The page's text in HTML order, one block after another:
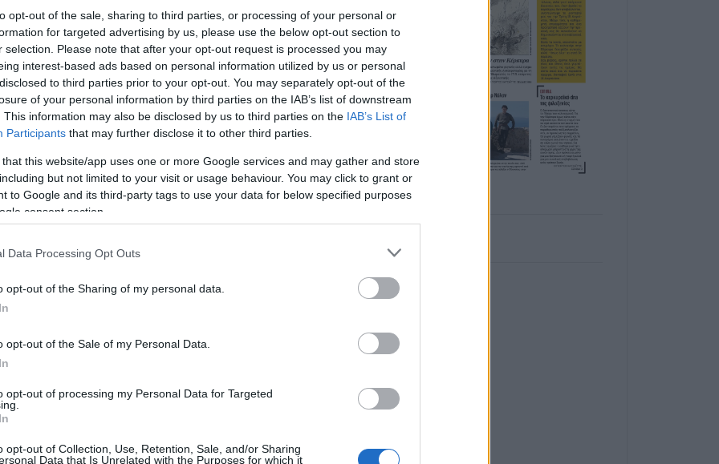
opt-out of the sale, sharing to third parties, or processing of your personal or
for targeted advertising by us, please use the below opt-out section to
selection. Please note that after your opt-out request is processed you may
interest-based ads based on personal information utilized by us or personal
to third parties prior to your opt-out. You may separately opt-out of the
of your personal information by third parties on the IAB’s list of downstream
This information may also be disclosed by us to third parties on the IAB’s List of
Participants that may further disclose it to other third parties.
that this website/app uses one or more Google services and may gather and store
but not limited to your visit or usage behaviour. You may click to grant or
to Google and its third-party tags to use your data for below specified purposes
consent section.
Data Processing Opt Outs
opt-out of the Sharing of my personal data.
opt-out of the Sale of my Personal Data.
opt-out of processing my Personal Data for Targeted
opt-out of Collection, Use, Retention, Sale, and/or Sharing
Data that Is Unrelated with the Purposes for which it
όλοι οι αθλητικοί
καταστάσεις
(Τμήμα Πολιτισμού – Αθλητισμού και Νέας
υποχρεώσεων των αθλητικών συλλόγων,
κατηγορίας παίδων και εφήβων για το
αποστείλουν ονομαστική κατάσταση, των
και διακρίσεις που έχουν λάβει, μέχρι και
τηλ: 26610 40676.
Facebook